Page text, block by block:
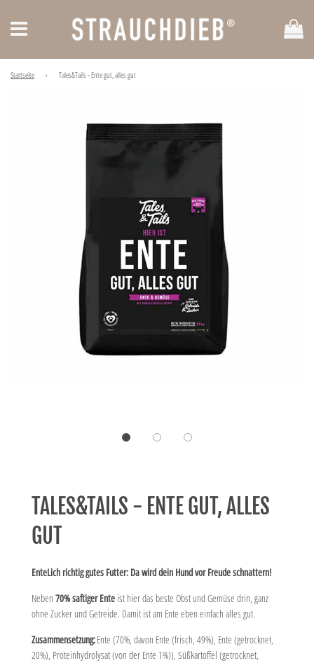
Startseite › Tales&Tails - Ente gut, alles gut
TALES&TAILS - ENTE GUT, ALLES
GUT
EnteLich richtig gutes Futter: Da wird dein Hund vor Freude schnattern!
Neben 70% saftiger Ente ist hier das beste Obst und Gemüse drin, ganz
ohne Zucker und Getreide. Damit ist am Ente eben einfach alles gut.
Zusammensetzung:Ente (70%, davon Ente (frisch, 49%), Ente (getrocknet,
20%), Proteinhydrolysat (von der Ente 1%)), Süßkartoffel (getrocknet,